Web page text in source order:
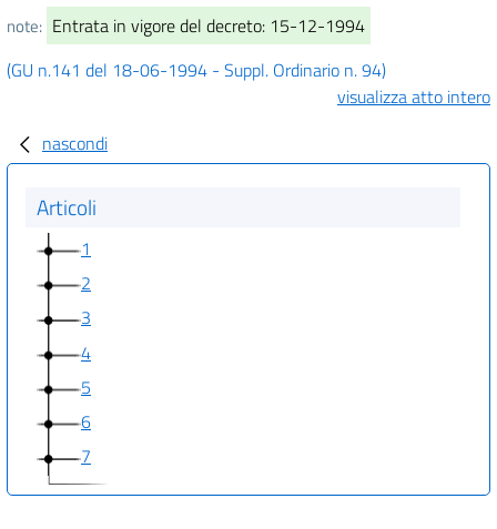
note: Entrata in vigore del decreto: 15-12-1994
(GU n.141 del 18-06-1994 - Suppl. Ordinario n. 94)
visualizza atto intero
nascondi
Articoli
1
2
3
4
5
6
7